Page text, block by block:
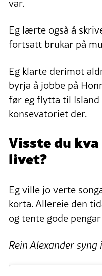
var.
Eg lærte også å
fortsatt brukar på
Eg klarte derimot
byrja å jobbe på
før eg flytta til Island
konsevatoriet der.
Visste du
livet?
Eg ville jo verte
korta. Allereie den
og tente gode
Rein Alexander